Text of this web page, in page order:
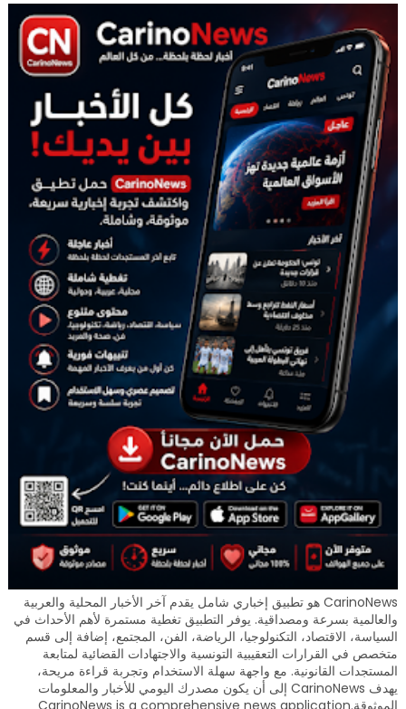
CarinoNews هو تطبيق إخباري شامل يقدم آخر الأخبار المحلية والعربية
والعالمية بسرعة ومصداقية. يوفر التطبيق تغطية مستمرة لأهم الأحداث في
السياسة، الاقتصاد، التكنولوجيا، الرياضة، الفن، المجتمع، إضافة إلى قسم
متخصص في القرارات التعقيبية التونسية والاجتهادات القضائية لمتابعة
المستجدات القانونية. مع واجهة سهلة الاستخدام وتجربة قراءة مريحة،
يهدف CarinoNews إلى أن يكون مصدرك اليومي للأخبار والمعلومات
الموثوقة.CarinoNews is a comprehensive news application